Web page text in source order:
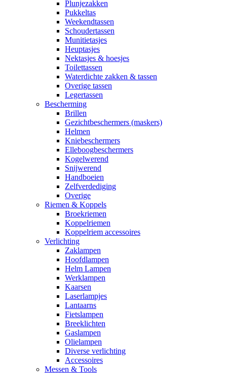
Plunjezakken
Pukkeltas
Weekendtassen
Schoudertassen
Munitietasjes
Heuptasjes
Nektasjes & hoesjes
Toilettassen
Waterdichte zakken & tassen
Overige tassen
Legertassen
Bescherming
Brillen
Gezichtbeschermers (maskers)
Helmen
Kniebeschermers
Elleboogbeschermers
Kogelwerend
Snijwerend
Handboeien
Zelfverdediging
Overige
Riemen & Koppels
Broekriemen
Koppelriemen
Koppelriem accessoires
Verlichting
Zaklampen
Hoofdlampen
Helm Lampen
Werklampen
Kaarsen
Laserlampjes
Lantaarns
Fietslampen
Breeklichten
Gaslampen
Olielampen
Diverse verlichting
Accessoires
Messen & Tools